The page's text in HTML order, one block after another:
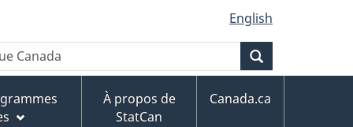
English
À propos de
StatCan
Canada.ca